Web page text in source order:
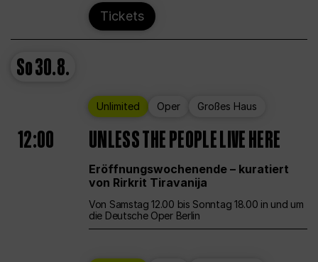
Tickets
So30.8.
Unlimited Oper Großes Haus
12:00 UNLESS THE PEOPLE LIVE HERE
Eröffnungswochenende – kuratiert
von Rirkrit Tiravanija
Von Samstag 12.00 bis Sonntag 18.00 in und um
die Deutsche Oper Berlin